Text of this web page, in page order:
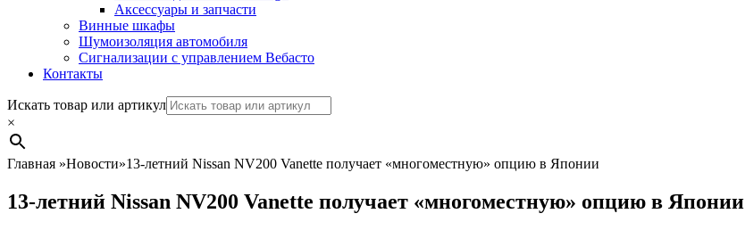
Аксессуары и запчасти
Винные шкафы
Шумоизоляция автомобиля
Сигнализации с управлением Вебасто
Контакты
Search
Искать товар или артикул
×
Главная »Новости»13-летний Nissan NV200 Vanette получает «многоместную» опцию в Японии
13-летний Nissan NV200 Vanette получает «многоместную» опцию в Японии